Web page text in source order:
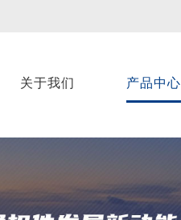
关于我们 产品中心